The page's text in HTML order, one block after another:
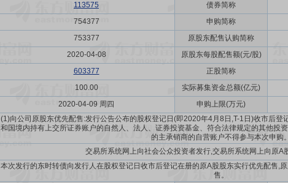
113575 债券简称
754377 申购简称
753377 原股东配售认购简称
2020-04-08 原股东每股配售额(元/股)
603377 正股简称
100.00 实际募集资金总额(亿元)
2020-04-09 周四 申购上限(万元)
(1)向公司原股东优先配售:发行公告公布的股权登记日(即2020年4月8日,T-1日)收市后
和国境内持有上交所证券账户的自然人、法人、证券投资基金、符合法律规定的其他投
的主承销商的自营账户不得参与本次申购。
交易所系统网上向社会公众投资者发行,交易所系统网上向原A
本次发行的东时转债向发行人在股权登记日收市后登记在册的原A股股东实行优先配售,
售。